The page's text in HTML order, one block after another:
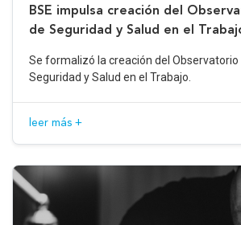
BSE impulsa creación del
de Seguridad y Salud en el
Se formalizó la creación del Observatorio
Seguridad y Salud en el Trabajo.
leer más +